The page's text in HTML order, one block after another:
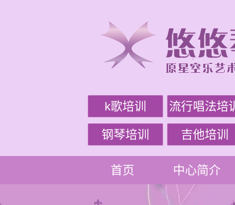
k歌培训 流行唱法培训
钢琴培训 吉他培训
首页 中心简介